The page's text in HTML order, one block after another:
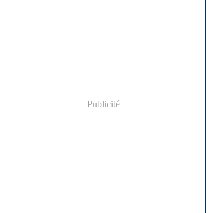
Publicité